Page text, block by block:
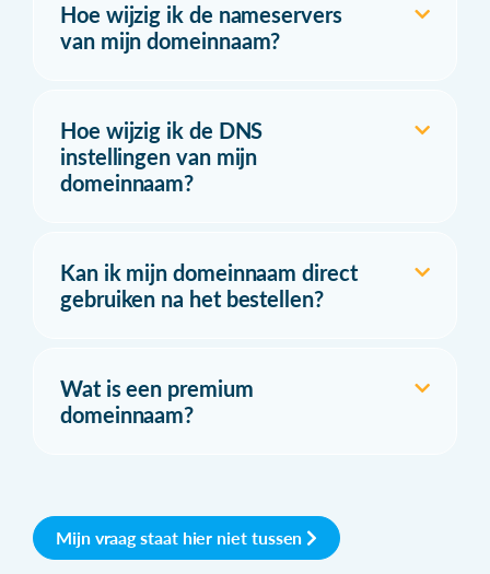
Hoe wijzig ik de nameservers
van mijn domeinnaam?
Hoe wijzig ik de DNS
instellingen van mijn
domeinnaam?
Kan ik mijn domeinnaam direct
gebruiken na het bestellen?
Wat is een premium
domeinnaam?
Mijn vraag staat hier niet tussen